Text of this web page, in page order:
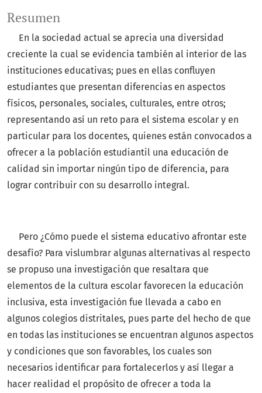
Resumen
En la sociedad actual se aprecia una diversidad
creciente la cual se evidencia también al interior de las
instituciones educativas; pues en ellas confluyen
estudiantes que presentan diferencias en aspectos
físicos, personales, sociales, culturales, entre otros;
representando así un reto para el sistema escolar y en
particular para los docentes, quienes están convocados a
ofrecer a la población estudiantil una educación de
calidad sin importar ningún tipo de diferencia, para
lograr contribuir con su desarrollo integral.
Pero ¿Cómo puede el sistema educativo afrontar este
desafío? Para vislumbrar algunas alternativas al respecto
se propuso una investigación que resaltara que
elementos de la cultura escolar favorecen la educación
inclusiva, esta investigación fue llevada a cabo en
algunos colegios distritales, pues parte del hecho de que
en todas las instituciones se encuentran algunos aspectos
y condiciones que son favorables, los cuales son
necesarios identificar para fortalecerlos y así llegar a
hacer realidad el propósito de ofrecer a toda la